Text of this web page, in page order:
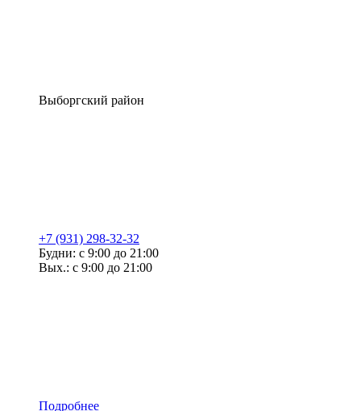
Выборгский район
+7 (931) 298-32-32
Будни: с 9:00 до 21:00
Вых.: с 9:00 до 21:00
Подробнее